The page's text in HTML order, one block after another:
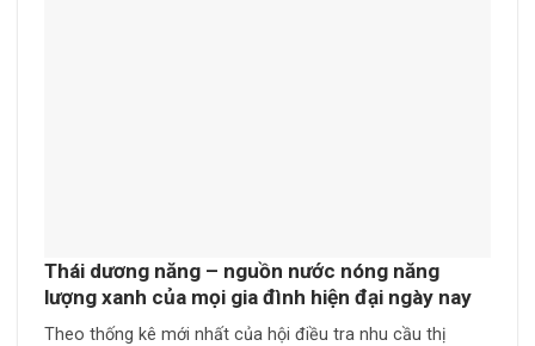
Thái dương năng – nguồn nước nóng năng
lượng xanh của mọi gia đình hiện đại ngày nay
Theo thống kê mới nhất của hội điều tra nhu cầu thị